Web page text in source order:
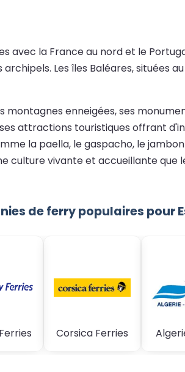
avec la France au nord et le
Les îles Baléares, situées
enneigées, ses
attractions touristiques offrant
la paella, le gaspacho, le
culture vivante et accueillante que
de ferry populaires pour
Corsica Ferries